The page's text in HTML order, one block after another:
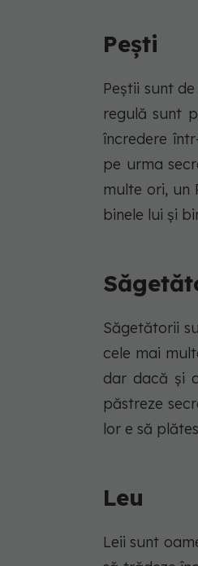
Pești
Peștii sunt
regulă sunt
încredere
pe urma
multe ori, un
binele lui și
Săgetătorii
cele mai
dar dacă și
păstreze
lor e să
Leu
Leii sunt